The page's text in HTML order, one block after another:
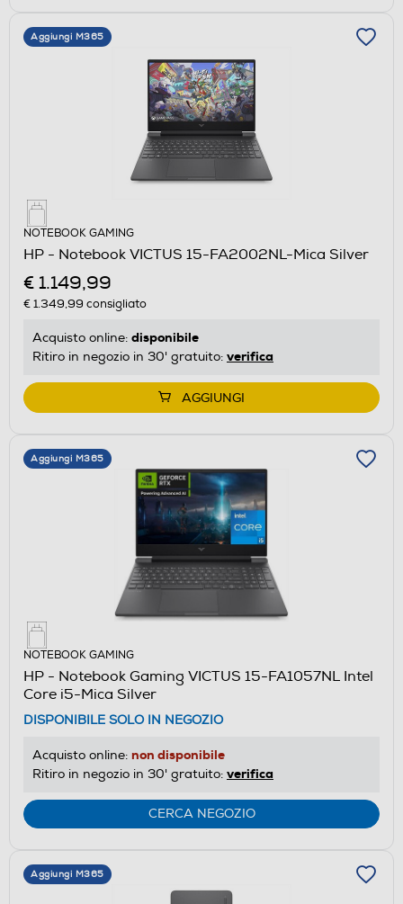
Aggiungi M365
NOTEBOOK GAMING
HP - Notebook VICTUS 15-FA2002NL-Mica Silver
€ 1.149,99
€ 1.349,99 consigliato
Acquisto online: disponibile
Ritiro in negozio in 30' gratuito: verifica
AGGIUNGI
Aggiungi M365
NOTEBOOK GAMING
HP - Notebook Gaming VICTUS 15-FA1057NL Intel
Core i5-Mica Silver
DISPONIBILE SOLO IN NEGOZIO
Acquisto online: non disponibile
Ritiro in negozio in 30' gratuito: verifica
CERCA NEGOZIO
Aggiungi M365